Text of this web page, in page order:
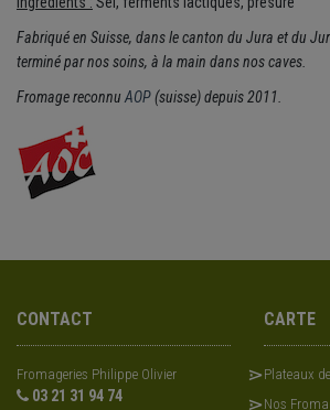
Fabriqué en Suisse, dans le canton du Jura et du
terminé par nos soins, à la main dans nos caves.
Fromage reconnuAOP(suisse) depuis 2011.
CONTACT
Fromageries Philippe Olivier
03 21 31 94 74
CARTE
Plateaux
Nos